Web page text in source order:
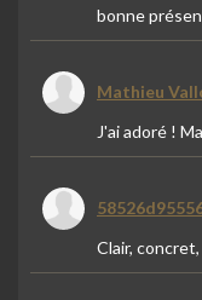
bonne
Mathieu
J'ai adoré !
Clair,